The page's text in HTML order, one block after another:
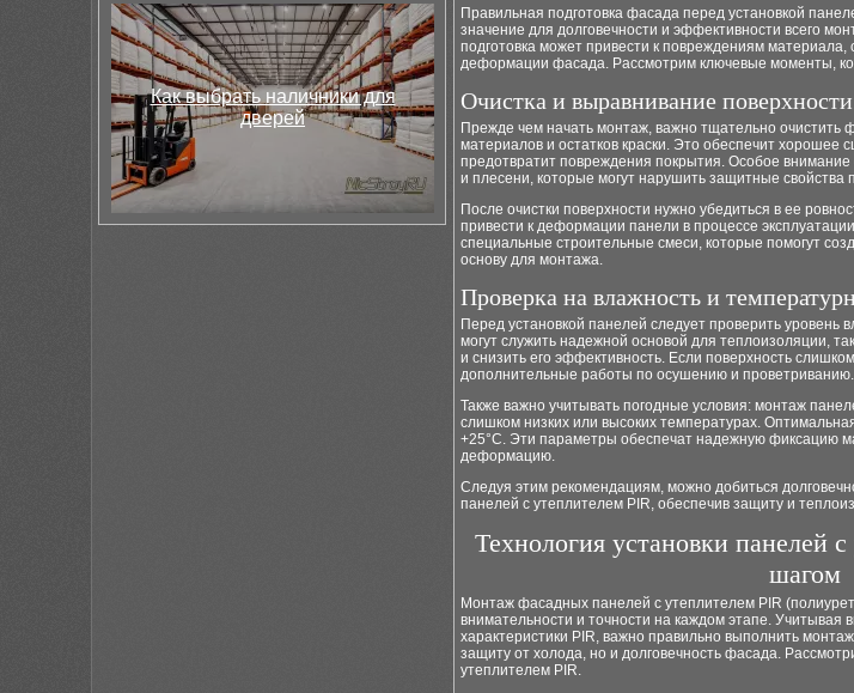
Как выбрать наличники для
дверей
Правильная подготовка фасада перед установкой
значение для долговечности и эффективности всего
подготовка может привести к повреждениям
деформации фасада. Рассмотрим ключевые моменты,
Очистка и выравнивание поверхности
Прежде чем начать монтаж, важно тщательно очистить
материалов и остатков краски. Это обеспечит хорошее
предотвратит повреждения покрытия. Особое внимание
и плесени, которые могут нарушить защитные свойства
После очистки поверхности нужно убедиться в ее
привести к деформации панели в процессе
специальные строительные смеси, которые помогут
основу для монтажа.
Проверка на влажность и
Перед установкой панелей следует проверить
могут служить надежной основой для теплоизоляции,
и снизить его эффективность. Если поверхность
дополнительные работы по осушению и проветриванию.
Также важно учитывать погодные условия: монтаж
слишком низких или высоких температурах.
+25°C. Эти параметры обеспечат надежную фиксацию
деформацию.
Следуя этим рекомендациям, можно добиться
панелей с утеплителем PIR, обеспечив защиту и
Технология установки панелей
шагом
Монтаж фасадных панелей с утеплителем PIR
внимательности и точности на каждом этапе. Учитывая
характеристики PIR, важно правильно выполнить
защиту от холода, но и долговечность фасада.
утеплителем PIR.